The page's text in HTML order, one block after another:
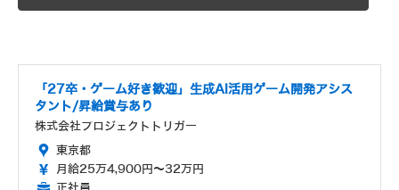
「27卒・ゲーム好き歓迎」生成AI活用ゲーム開発アシス
タント/昇給賞与あり
株式会社プロジェクトトリガー
東京都
月給25万4,900円～32万円